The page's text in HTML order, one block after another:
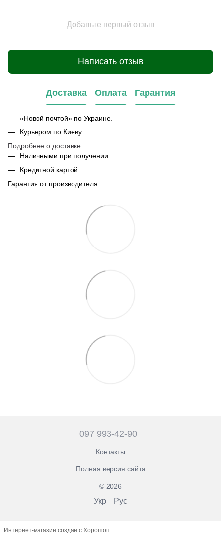
Добавьте первый отзыв
Написать отзыв
Доставка Оплата Гарантия
«Новой почтой» по Украине.
Курьером по Киеву.
Подробнее о доставке
Наличными при получении
Кредитной картой
Гарантия от производителя
097 993-42-90
Контакты
Полная версия сайта
© 2026
Укр Рус
Интернет-магазин создан с Хорошоп